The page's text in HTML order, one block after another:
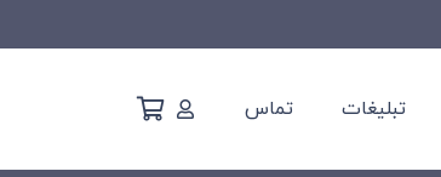
تبلیغات تماس